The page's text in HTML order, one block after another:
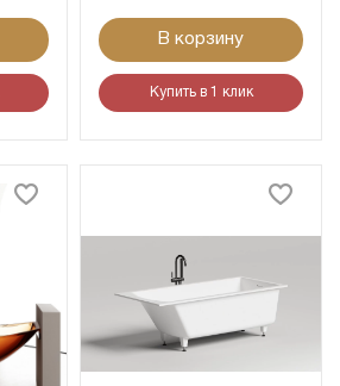
В корзину
Купить в 1 клик